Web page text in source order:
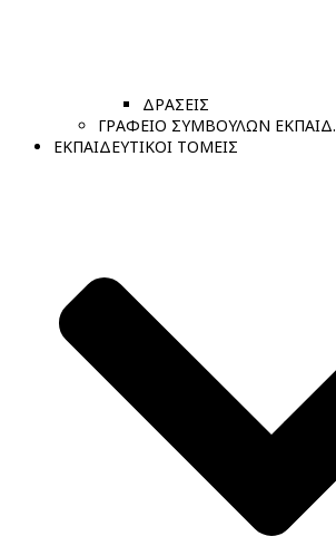
ΔΡΑΣΕΙΣ
ΓΡΑΦΕΙΟ ΣΥΜΒΟΥΛΩΝ ΕΚΠΑΙΔ.
ΕΚΠΑΙΔΕΥΤΙΚΟΙ ΤΟΜΕΙΣ